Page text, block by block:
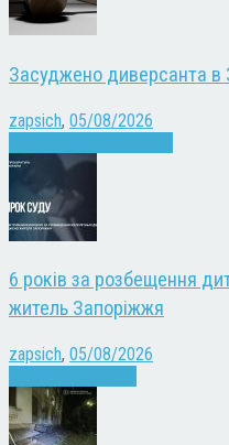
Засуджено диверсанта в
zapsich, 05/08/2026
6 років за розбещення
житель Запоріжжя
zapsich, 05/08/2026